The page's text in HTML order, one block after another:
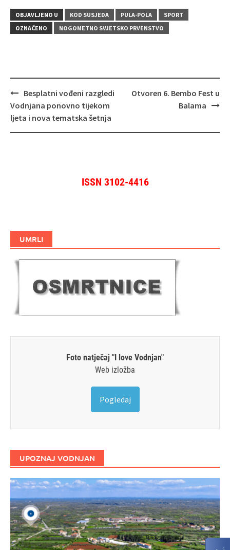
OBJAVLJENO U KOD SUSJEDA PULA-POLA
SPORT
OZNAČENO
NOGOMETNO SVJETSKO PRVENSTVO
Navigacija
objava
Besplatni vođeni razgledi
Vodnjana ponovno tijekom
ljeta i nova tematska šetnja
Otvoren 6. Bembo Fest u
Balama
ISSN 3102-4416
UMRLI
Foto natječaj "I love Vodnjan"
Web izložba
Pogledaj
UPOZNAJ VODNJAN